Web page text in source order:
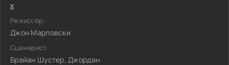
х
Режиссёр:
Джон Марловски
Сценарист:
Брайан Шустер, Джордан